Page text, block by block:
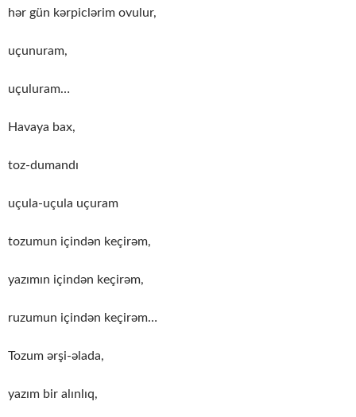
hər gün kərpiclərim ovulur,
uçunuram,
uçuluram…
Havaya bax,
toz-dumandı
uçula-uçula uçuram
tozumun içindən keçirəm,
yazımın içindən keçirəm,
ruzumun içindən keçirəm…
Tozum ərşi-əlada,
yazım bir alınlıq,